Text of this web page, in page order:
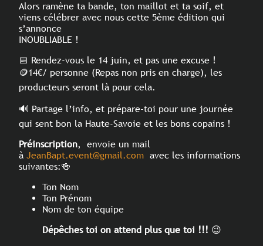
Alors ramène ta bande, ton maillot et ta soif, et
viens célébrer avec nous cette 5ème édition qui
s’annonce
INOUBLIABLE !
📅 Rendez-vous le 14 juin, et pas une excuse !
🪙14€/ personne (Repas non pris en charge), les
producteurs seront là pour cela.
🔊 Partage l’info, et prépare-toi pour une journée
qui sent bon la Haute-Savoie et les bons copains !
Préinscription, envoie un mail
àJeanBapt.event@gmail.com avec les informations
suivantes:🍻
Ton Nom
Ton Prénom
Nom de ton équipe
Dépêches toi on attend plus que toi !!! 😉